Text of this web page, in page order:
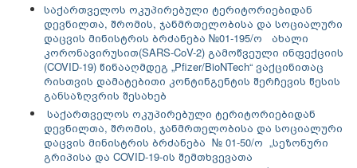
საქართველოს ოკუპირებული ტერიტორიებიდან
დევნილთა, შრომის, ჯანმრთელობისა და სოციალური
დაცვის მინისტრის ბრძანება №01-195/ო ახალი
კორონავირუსით(SARS-CoV-2) გამოწვეული ინფექციის
(COVID-19) წინააღმდეგ „Pfizer/BioNTech“ ვაქცინითაც
რისთვის დამატებითი კონტინგენტის შერჩევის წესის
განსაზღვრის შესახებ
საქართველოს ოკუპირებული ტერიტორიებიდან
დევნილთა, შრომის, ჯანმრთელობისა და სოციალური
დაცვის მინისტრის ბრძანება № 01-50/ო „სეზონური
გრიპისა და COVID-19-ის შემთხვევათა